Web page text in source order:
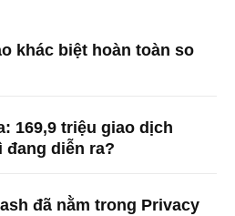
khác biệt hoàn toàn so
169,9 triệu giao dịch
đang diễn ra?
đã nằm trong Privacy